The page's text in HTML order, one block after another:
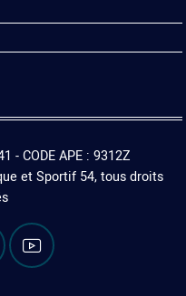
- CODE APE : 9312Z
et Sportif 54, tous droits